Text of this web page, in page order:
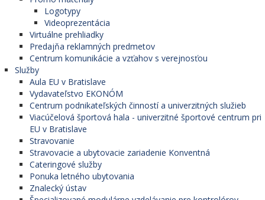
Logotypy
Videoprezentácia
Virtuálne prehliadky
Predajňa reklamných predmetov
Centrum komunikácie a vzťahov s verejnosťou
Služby
Aula EU v Bratislave
Vydavateľstvo EKONÓM
Centrum podnikateľských činností a univerzitných služieb
Viacúčelová športová hala - univerzitné športové centrum pri
EU v Bratislave
Stravovanie
Stravovacie a ubytovacie zariadenie Konventná
Cateringové služby
Ponuka letného ubytovania
Znalecký ústav